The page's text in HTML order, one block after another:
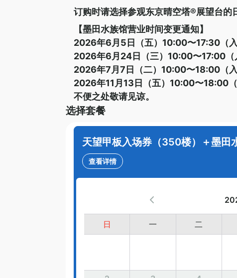
订购时请选择参观东京晴空塔®展望台的
【墨田水族馆营业时间变更通知】
2026年6月5日（五）10:00〜17:30（入
2026年6月24日（三）10:00〜17:00（
2026年7月7日（二）10:00〜18:00（入
2026年11月13日（五）10:00〜18:00（
不便之处敬请见谅。
选择套餐
天望甲板入场券（350楼）＋墨田
查看详情
日 一 二